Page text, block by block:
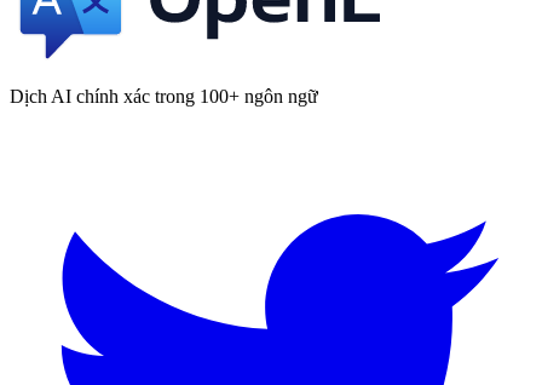
Dịch AI chính xác trong 100+ ngôn ngữ